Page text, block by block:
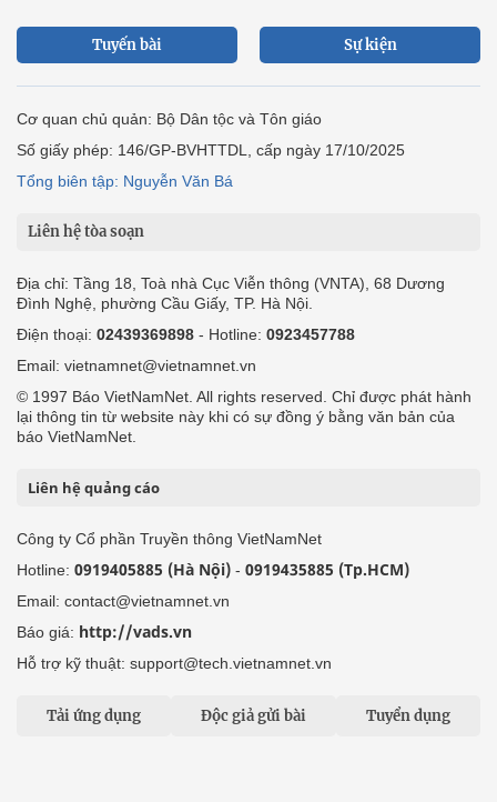
Tuyến bài Sự kiện
Cơ quan chủ quản: Bộ Dân tộc và Tôn giáo
Số giấy phép: 146/GP-BVHTTDL, cấp ngày 17/10/2025
Tổng biên tập: Nguyễn Văn Bá
Liên hệ tòa soạn
Địa chỉ: Tầng 18, Toà nhà Cục Viễn thông (VNTA), 68 Dương
Đình Nghệ, phường Cầu Giấy, TP. Hà Nội.
Điện thoại: 02439369898 - Hotline: 0923457788
Email: vietnamnet@vietnamnet.vn
© 1997 Báo VietNamNet. All rights reserved. Chỉ được phát hành
lại thông tin từ website này khi có sự đồng ý bằng văn bản của
báo VietNamNet.
Liên hệ quảng cáo
Công ty Cổ phần Truyền thông VietNamNet
Hotline: 0919405885 (Hà Nội) - 0919435885 (Tp.HCM)
Email: contact@vietnamnet.vn
Báo giá: http://vads.vn
Hỗ trợ kỹ thuật: support@tech.vietnamnet.vn
Tải ứng dụng Độc giả gửi bài Tuyển dụng